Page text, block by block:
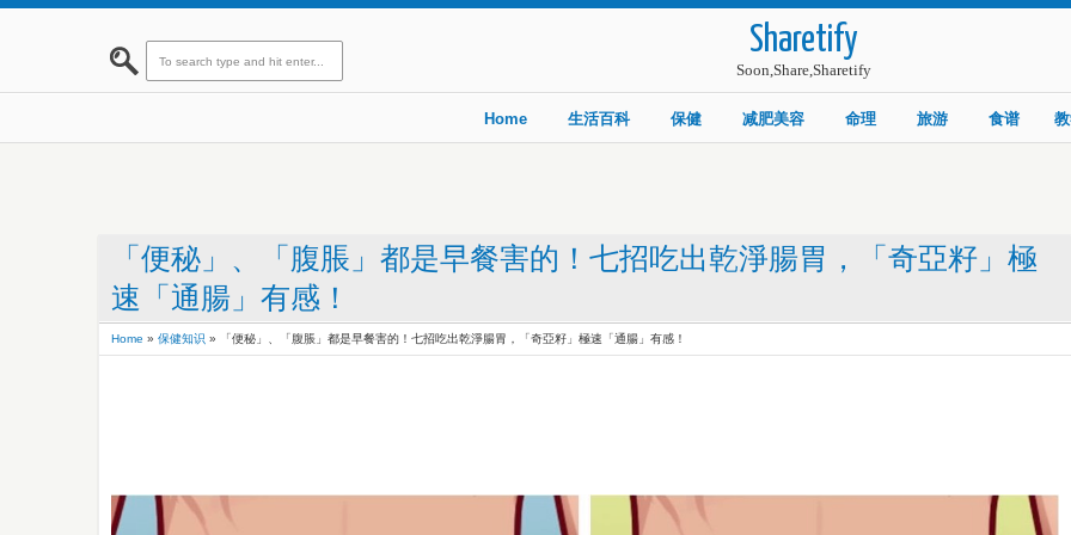
Sharetify
Soon,Share,Sharetify
Home 生活百科 保健 减肥美容 命理 旅游 食谱
「便秘」、「腹脹」都是早餐害的！七招吃出乾淨腸胃，「奇亞籽」極
速「通腸」有感！
Home » 保健知识 » 「便秘」、「腹脹」都是早餐害的！七招吃出乾淨腸胃，「奇亞籽」極速「通腸」有感！